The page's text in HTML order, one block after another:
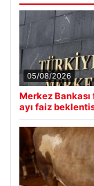
05/08/2026
Merkez
ayı faiz